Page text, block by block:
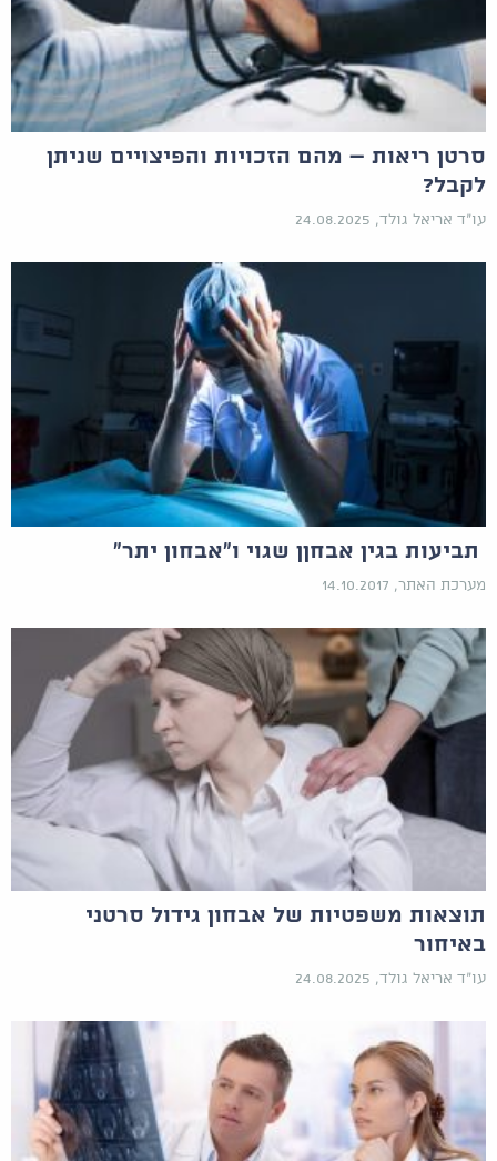
סרטן ריאות – מהם הזכויות והפיצויים שניתן
לקבל?
עו"ד אריאל גולד, 24.08.2025
תביעות בגין אבחןן שגוי ו"אבחון יתר"
מערכת האתר, 14.10.2017
תוצאות משפטיות של אבחון גידול סרטני
באיחור
עו"ד אריאל גולד, 24.08.2025